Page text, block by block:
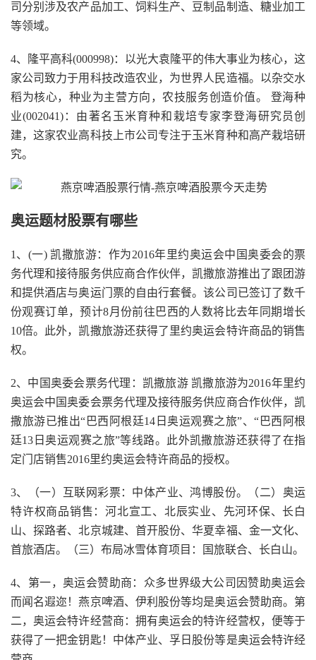
司分别涉及农产品加工、饲料生产、豆制品制造、糖业加工
等领域。
4、隆平高科(000998)：以光大袁隆平的伟大事业为核心，这
家公司致力于用科技改造农业，为世界人民造福。以杂交水
稻为核心，种业为主营方向，农技服务创造价值。 登海种
业(002041)：由著名玉米育种和栽培专家李登海研究员创
建，这家农业高科技上市公司专注于玉米育种和高产栽培研
究。
奥运题材股票有哪些
1、(一) 凯撒旅游：作为2016年里约奥运会中国奥委会的票
务代理和接待服务供应商合作伙伴，凯撒旅游推出了跟团游
和提供酒店与奥运门票的自由行套餐。该公司已签订了数千
份观赛订单，预计8月份前往巴西的人数将比去年同期增长
10倍。此外，凯撒旅游还获得了里约奥运会特许商品的销售
权。
2、中国奥委会票务代理：凯撒旅游 凯撒旅游为2016年里约
奥运会中国奥委会票务代理及接待服务供应商合作伙伴，凯
撒旅游已推出“巴西阿根廷14日奥运观赛之旅”、“巴西阿根
廷13日奥运观赛之旅”等线路。此外凯撒旅游还获得了在指
定门店销售2016里约奥运会特许商品的授权。
3、（一）互联网彩票：中体产业、鸿博股份。（二）奥运
特许权商品销售：河北宣工、北辰实业、先河环保、长白
山、探路者、北京城建、首开股份、华夏幸福、金一文化、
首旅酒店。（三）布局冰雪体育项目：国旅联合、长白山。
4、第一，奥运会赞助商：众多世界级大公司因赞助奥运会
而闻名遐迩！燕京啤酒、伊利股份等均是奥运会赞助商。第
二，奥运会特许经营商：拥有奥运会的特许经营权，便等于
获得了一把金钥匙！中体产业、孚日股份等是奥运会特许经